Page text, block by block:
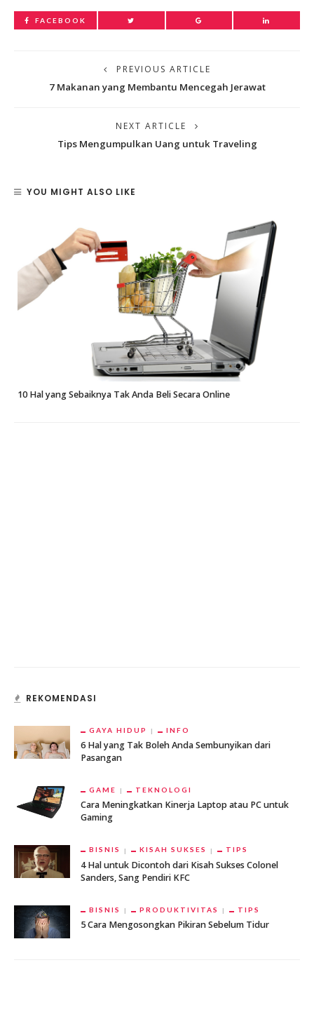
FACEBOOK
PREVIOUS ARTICLE
7 Makanan yang Membantu Mencegah Jerawat
NEXT ARTICLE
Tips Mengumpulkan Uang untuk Traveling
YOU MIGHT ALSO LIKE
10 Hal yang Sebaiknya Tak Anda Beli Secara Online
REKOMENDASI
GAYA HIDUP INFO
6 Hal yang Tak Boleh Anda Sembunyikan dari
Pasangan
GAME TEKNOLOGI
Cara Meningkatkan Kinerja Laptop atau PC untuk
Gaming
BISNIS KISAH SUKSES TIPS
4 Hal untuk Dicontoh dari Kisah Sukses Colonel
Sanders, Sang Pendiri KFC
BISNIS PRODUKTIVITAS TIPS
5 Cara Mengosongkan Pikiran Sebelum Tidur